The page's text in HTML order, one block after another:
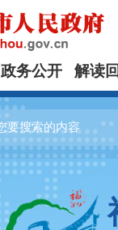
政务公开 解读